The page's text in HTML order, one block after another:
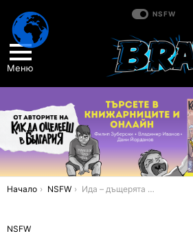
NSFW
Меню
You are here:
Начало NSFW Ида – дъщерята на Долф Лунгрен (СНИМКИ)
NSFW